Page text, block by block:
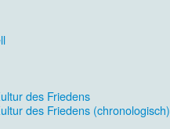
des Friedens
des Friedens (chronologisch)